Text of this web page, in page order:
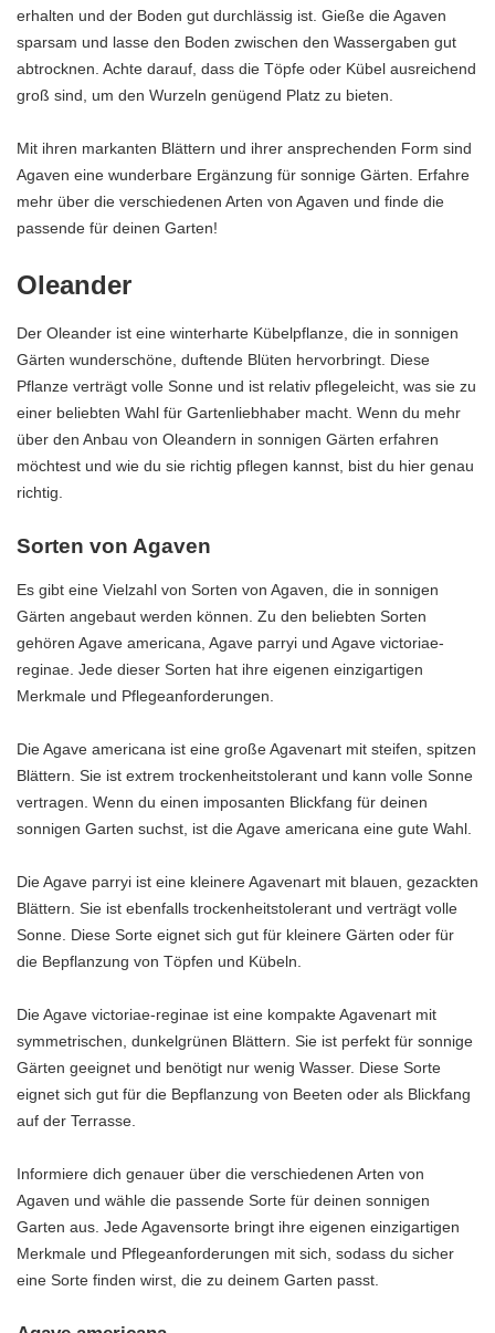
erhalten und der Boden gut durchlässig ist. Gieße die Agaven
sparsam und lasse den Boden zwischen den Wassergaben gut
abtrocknen. Achte darauf, dass die Töpfe oder Kübel ausreichend
groß sind, um den Wurzeln genügend Platz zu bieten.
Mit ihren markanten Blättern und ihrer ansprechenden Form sind
Agaven eine wunderbare Ergänzung für sonnige Gärten. Erfahre
mehr über die verschiedenen Arten von Agaven und finde die
passende für deinen Garten!
Oleander
Der Oleander ist eine winterharte Kübelpflanze, die in sonnigen
Gärten wunderschöne, duftende Blüten hervorbringt. Diese
Pflanze verträgt volle Sonne und ist relativ pflegeleicht, was sie zu
einer beliebten Wahl für Gartenliebhaber macht. Wenn du mehr
über den Anbau von Oleandern in sonnigen Gärten erfahren
möchtest und wie du sie richtig pflegen kannst, bist du hier genau
richtig.
Sorten von Agaven
Es gibt eine Vielzahl von Sorten von Agaven, die in sonnigen
Gärten angebaut werden können. Zu den beliebten Sorten
gehören Agave americana, Agave parryi und Agave victoriae-
reginae. Jede dieser Sorten hat ihre eigenen einzigartigen
Merkmale und Pflegeanforderungen.
Die Agave americana ist eine große Agavenart mit steifen, spitzen
Blättern. Sie ist extrem trockenheitstolerant und kann volle Sonne
vertragen. Wenn du einen imposanten Blickfang für deinen
sonnigen Garten suchst, ist die Agave americana eine gute Wahl.
Die Agave parryi ist eine kleinere Agavenart mit blauen, gezackten
Blättern. Sie ist ebenfalls trockenheitstolerant und verträgt volle
Sonne. Diese Sorte eignet sich gut für kleinere Gärten oder für
die Bepflanzung von Töpfen und Kübeln.
Die Agave victoriae-reginae ist eine kompakte Agavenart mit
symmetrischen, dunkelgrünen Blättern. Sie ist perfekt für sonnige
Gärten geeignet und benötigt nur wenig Wasser. Diese Sorte
eignet sich gut für die Bepflanzung von Beeten oder als Blickfang
auf der Terrasse.
Informiere dich genauer über die verschiedenen Arten von
Agaven und wähle die passende Sorte für deinen sonnigen
Garten aus. Jede Agavensorte bringt ihre eigenen einzigartigen
Merkmale und Pflegeanforderungen mit sich, sodass du sicher
eine Sorte finden wirst, die zu deinem Garten passt.